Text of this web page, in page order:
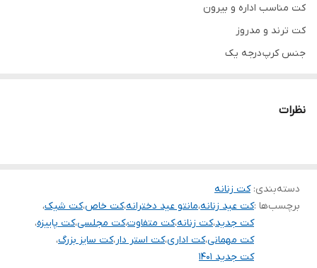
کت مناسب اداره و بیرون
کت ترند و مدروز
جنس کرپ درجه یک
دوستان عزیز در هنگام انتخاب مدل دقت کنید مشخصات لباس ها زیر
آنها درج شده است چون این سایت امکان مرجوع ندارد و فقط امکان
تعویض سایز دارد.
نظرات
دسته‌بندی:کت زنانه
برچسب‌ها :کت عید زنانه،مانتو عید دخترانه،کت خاص،کت شیک،
کت جدید،کت زنانه،کت متفاوت،کت مجلسی،کت پاییزه،
کت مهمانی،کت اداری،کت استر دار،کت سایز بزرگ،
کت جدید ۱۴۰۱